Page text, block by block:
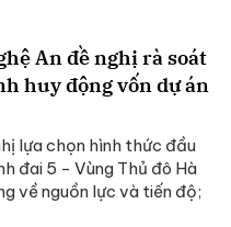
An đề nghị rà soát
huy động vốn dự án
lựa chọn hình thức đầu
đai 5 - Vùng Thủ đô Hà
về nguồn lực và tiến độ;